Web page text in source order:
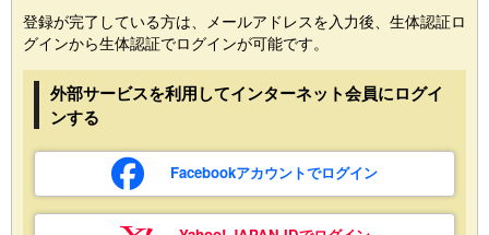
登録が完了している方は、メールアドレスを入力後、生体認証ロ
グインから生体認証でログインが可能です。
外部サービスを利用してインターネット会員にログイ
ンする
Facebookアカウントでログイン